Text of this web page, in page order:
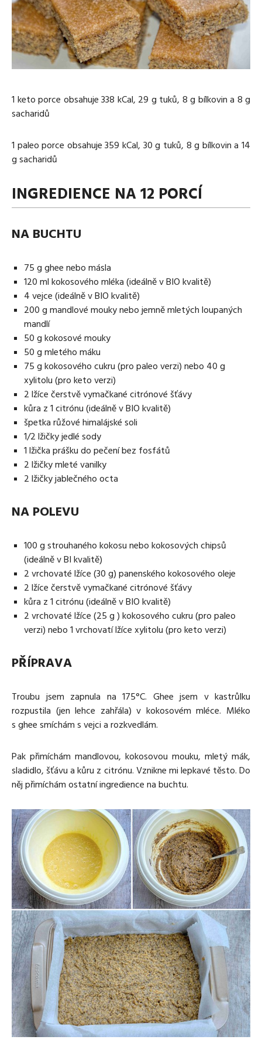
Excentrické posilování
Domácí HYROX
Cvičení do kanceláře
Desetiminutovka
„Retro“ sestavy ze staré Rutiny
Aktivní uvolnění
Meditace
Výzvy a nácviky
Tréninkový plán
Polévky
Nápoje
Ostatní recepty
Co je Rutina?
Pro koho je Rutina?
Nejčastější dotazy
Kontakt
1 keto porce obsahuje 338 kCal, 29 g tuků, 8 g bílkovin a 8 g
sacharidů
1 paleo porce obsahuje 359 kCal, 30 g tuků, 8 g bílkovin a 14
g sacharidů
INGREDIENCE NA 12 PORCÍ
NA BUCHTU
75 g ghee nebo másla
120 ml kokosového mléka (ideálně v BIO kvalitě)
4 vejce (ideálně v BIO kvalitě)
200 g mandlové mouky nebo jemně mletých loupaných
mandlí
50 g kokosové mouky
50 g mletého máku
75 g kokosového cukru (pro paleo verzi) nebo 40 g
xylitolu (pro keto verzi)
2 lžíce čerstvě vymačkané citrónové šťávy
kůra z 1 citrónu (ideálně v BIO kvalitě)
špetka růžové himalájské soli
1/2 lžičky jedlé sody
1 lžička prášku do pečení bez fosfátů
2 lžičky mleté vanilky
2 lžičky jablečného octa
NA POLEVU
100 g strouhaného kokosu nebo kokosových chipsů
(ideálně v BI kvalitě)
2 vrchovaté lžíce (30 g) panenského kokosového oleje
2 lžíce čerstvě vymačkané citrónové šťávy
kůra z 1 citrónu (ideálně v BIO kvalitě)
2 vrchovaté lžíce (25 g ) kokosového cukru (pro paleo
verzi) nebo 1 vrchovatí lžíce xylitolu (pro keto verzi)
PŘÍPRAVA
Troubu jsem zapnula na 175°C. Ghee jsem v kastrůlku
rozpustila (jen lehce zahřála) v kokosovém mléce. Mléko
s ghee smíchám s vejci a rozkvedlám.
Pak přimíchám mandlovou, kokosovou mouku, mletý mák,
sladidlo, šťávu a kůru z citrónu. Vznikne mi lepkavé těsto. Do
něj přimíchám ostatní ingredience na buchtu.